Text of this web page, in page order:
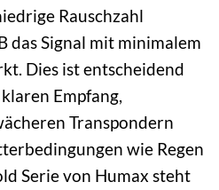
Rauschzahl
das Signal mit minimalem
Dies ist entscheidend
Empfang,
Transpondern
wie Regen
Serie von Humax steht